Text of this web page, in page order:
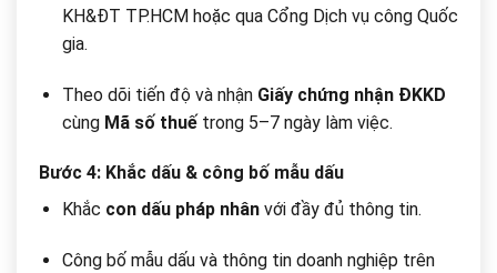
KH&ĐT TP.HCM hoặc qua Cổng Dịch vụ công Quốc
gia.
Theo dõi tiến độ và nhận Giấy chứng nhận ĐKKD
cùng Mã số thuếtrong 5–7 ngày làm việc.
Bước 4: Khắc dấu & công bố mẫu dấu
Khắc con dấu pháp nhânvới đầy đủ thông tin.
Công bố mẫu dấu và thông tin doanh nghiệp trên